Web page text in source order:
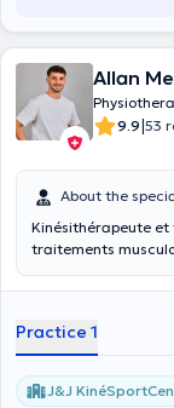
Allan
9.9|53
About the
Kinésithérapeute et
traitements
Practice 1
J&J